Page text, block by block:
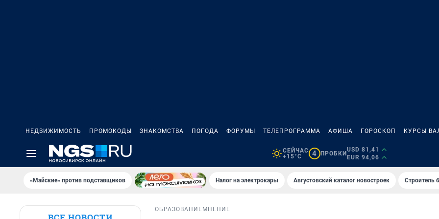
НЕДВИЖИМОСТЬ ПРОМОКОДЫ ЗНАКОМСТВА ПОГОДА ФОРУМЫ ТЕЛЕПРОГРАММА АФИША ГОРОСКОП КУРСЫ
СЕЙЧАС
+15°C
4 ПРОБКИ
USD 81,41
EUR 94,06
«Майские» против подставщиков Налог на электрокары Августовский каталог новостроек Строитель
ОБРАЗОВАНИЕ МНЕНИЕ